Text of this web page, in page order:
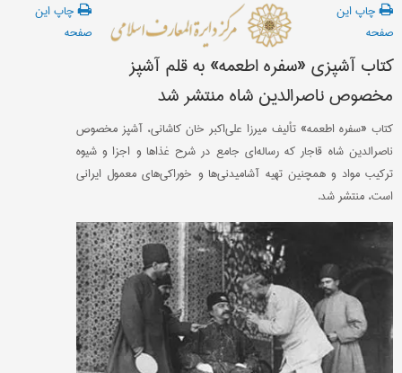
چاپ این
صفحه
چاپ این
صفحه
کتاب آشپزی «سفره اطعمه» به قلم آشپز
مخصوص ناصرالدین شاه منتشر شد
کتاب «سفره اطعمه» تألیف میرزا علی‌اکبر خان کاشانی، آشپز مخصوص
ناصرالدین شاه قاجار که رساله‌ای جامع در شرح غذاها و اجزا و شیوه
ترکیب مواد و همچنین تهیه آشامیدنی‌ها و خوراکی‌های معمول ایرانی
است، منتشر شد.